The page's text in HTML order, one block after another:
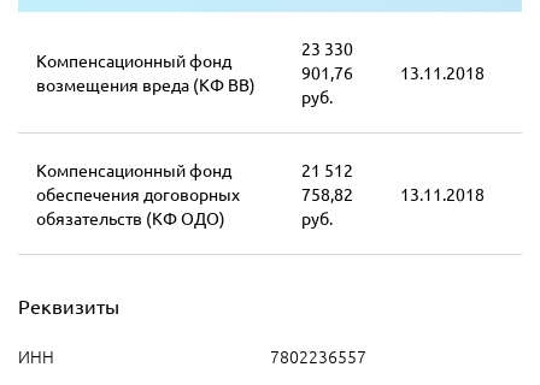
Компенсационный фонд
возмещения вреда (КФ ВВ)
23 330
901,76
руб.
13.11.2018
Компенсационный фонд
обеспечения договорных
обязательств (КФ ОДО)
21 512
758,82
руб.
13.11.2018
Реквизиты
ИНН
7802236557